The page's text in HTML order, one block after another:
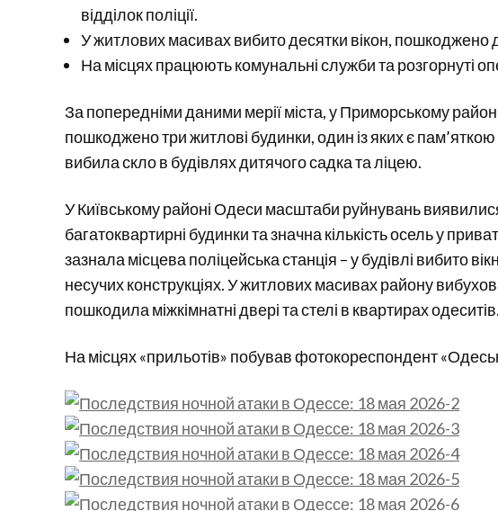
відділок поліції.
У житлових масивах вибито десятки вікон, пошкоджено
На місцях працюють комунальні служби та розгорнуті
За попередніми даними мерії міста, у Приморському
пошкоджено три житлові будинки, один із яких є
вибила скло в будівлях дитячого садка та ліцею.
У Київському районі Одеси масштаби руйнувань
багатоквартирні будинки та значна кількість осель у
зазнала місцева поліцейська станція – у будівлі вибито
несучих конструкціях. У житлових масивах району
пошкодила міжкімнатні двері та стелі в квартирах одеситів.
На місцях «прильотів» побував фотокореспондент